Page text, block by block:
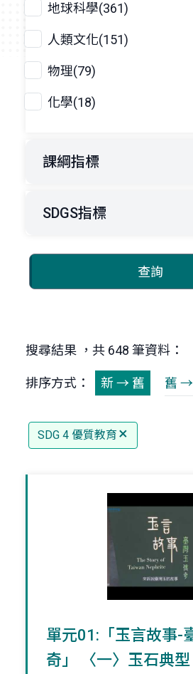
地球科學(361)
人類文化(151)
物理(79)
化學(18)
課綱指標
SDGS指標
查詢
搜尋結果 ，共 648 筆資料：
排序方式： 新 → 舊 舊
SDG 4 優質教育
單元01:「玉言故事-
奇」 〈一〉玉石典型